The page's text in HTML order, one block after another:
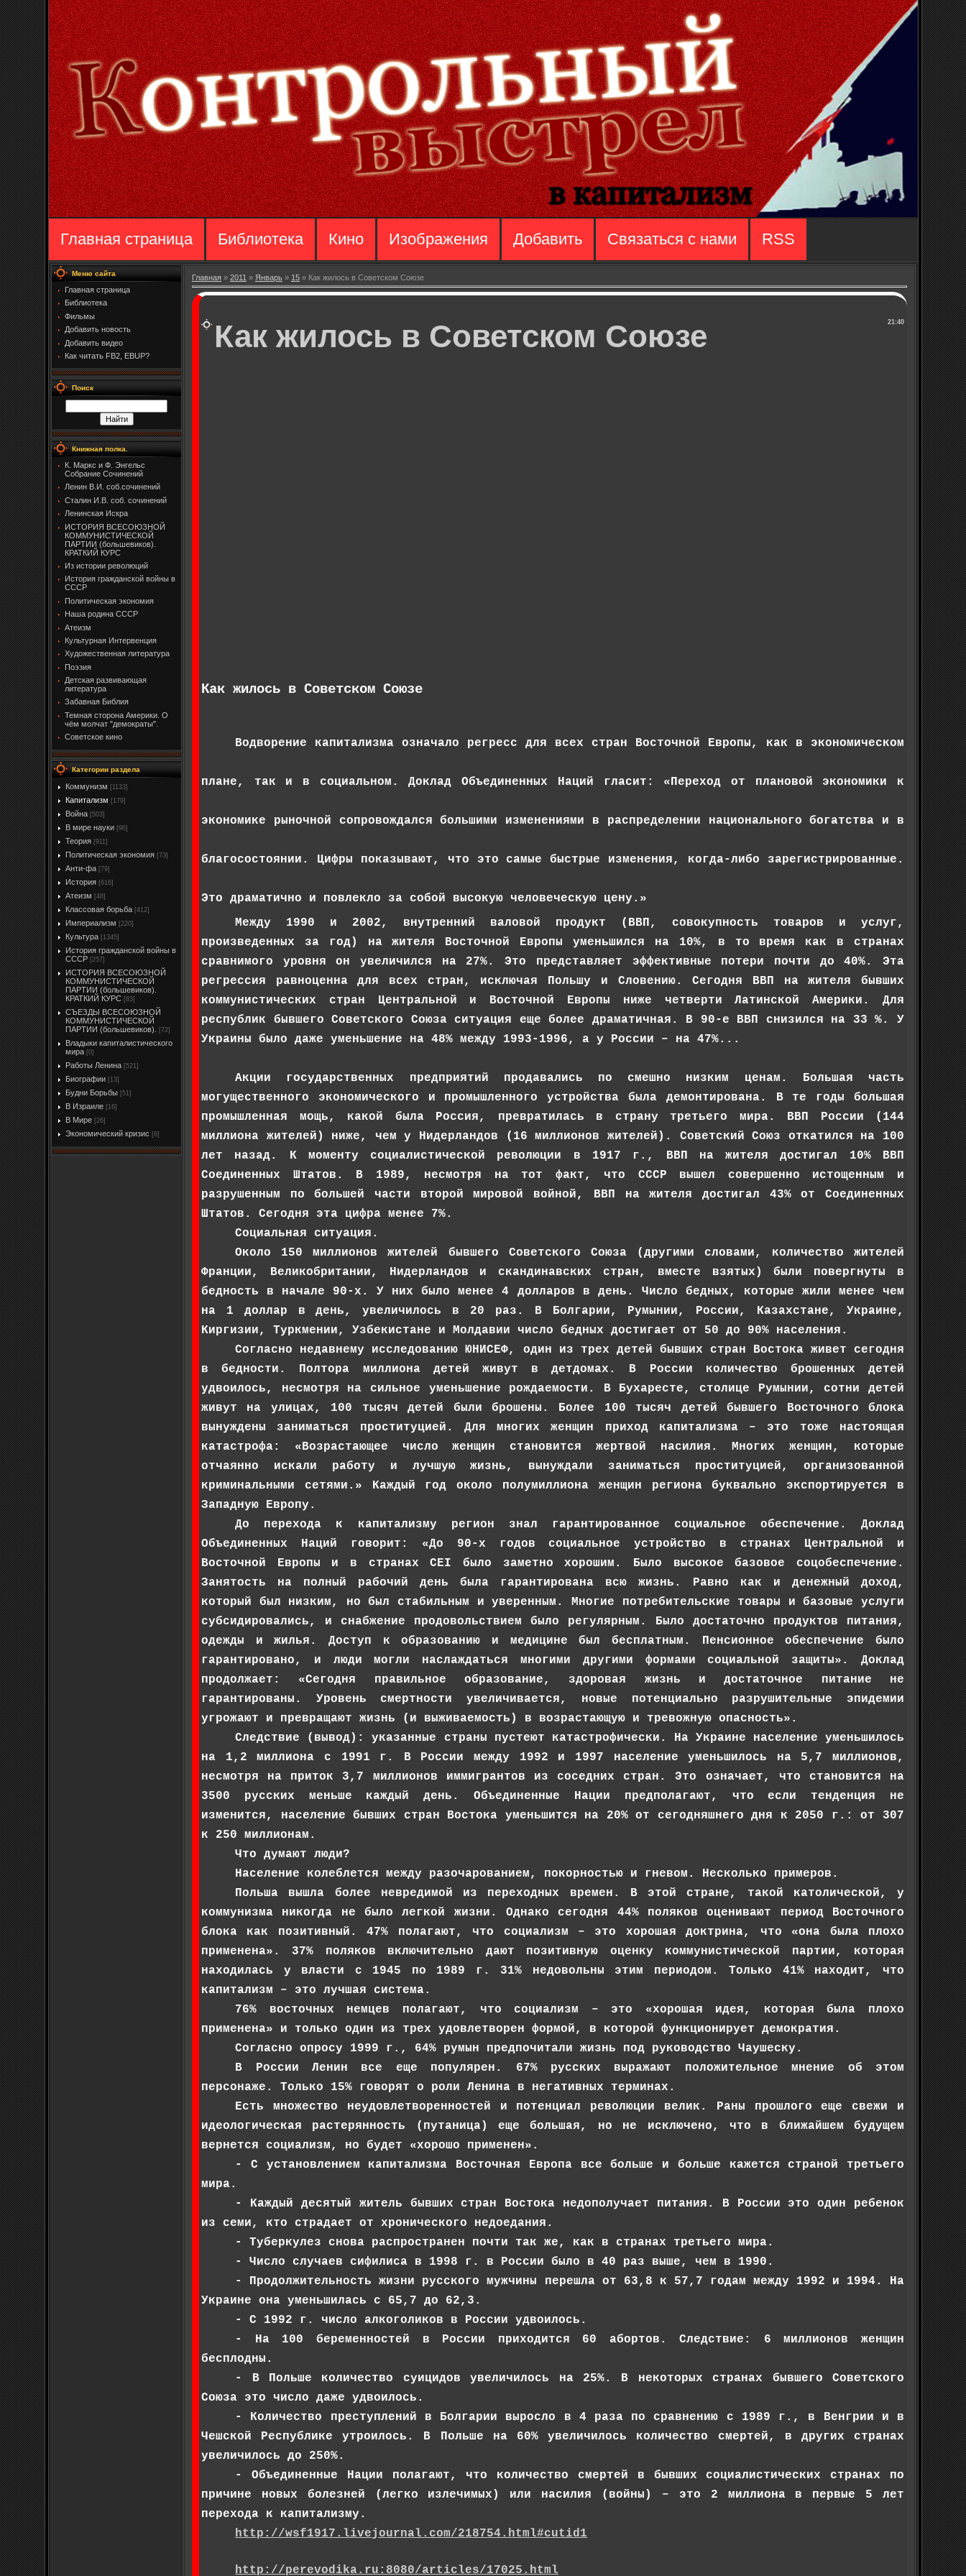
Главная страница Библиотека Кино Изображения Добавить Связаться с нами RSS
Меню сайта
Главная страница
Библиотека
Фильмы
Добавить новость
Добавить видео
Как читать FB2, EBUP?
Поиск
Книжная полка.
К. Маркс и Ф. Энгельс
Собрание Сочинений
Ленин В.И. соб.сочинений
Сталин И.В. соб. сочинений
Ленинская Искра
ИСТОРИЯ ВСЕСОЮЗНОЙ
КОММУНИСТИЧЕСКОЙ
ПАРТИИ (большевиков).
КРАТКИЙ КУРС
Из истории революций
История гражданской войны в
СССР
Политическая экономия
Наша родина СССР
Атеизм
Культурная Интервенция
Художественная литература
Поэзия
Детская развивающая
литература
Забавная Библия
Темная сторона Америки. О
чём молчат "демократы".
Советское кино
Категории раздела
Коммунизм [1133]
Капитализм [179]
Война [503]
В мире науки [96]
Теория [911]
Политическая экономия [73]
Анти-фа [79]
История [616]
Атеизм [48]
Классовая борьба [412]
Империализм [220]
Культура [1345]
История гражданской войны в
СССР [257]
ИСТОРИЯ ВСЕСОЮЗНОЙ
КОММУНИСТИЧЕСКОЙ
ПАРТИИ (большевиков).
КРАТКИЙ КУРС [83]
СЪЕЗДЫ ВСЕСОЮЗНОЙ
КОММУНИСТИЧЕСКОЙ
ПАРТИИ (большевиков).
[72]
Владыки капиталистического
мира [0]
Работы Ленина [521]
Биографии [13]
Будни Борьбы [51]
В Израиле [16]
В Мире [26]
Экономический кризис [6]
Главная » 2011 » Январь » 15 » Как жилось в Советском Союзе
21:40
Как жилось в Советском Союзе
Как жилось в Советском Союзе
Водворение капитализма означало регресс для всех стран Восточной Европы, как в экономическом
плане, так и в социальном. Доклад Объединенных Наций гласит: «Переход от плановой экономики к
экономике рыночной сопровождался большими изменениями в распределении национального богатства и в
благосостоянии. Цифры показывают, что это самые быстрые изменения, когда-либо зарегистрированные.
Это драматично и повлекло за собой высокую человеческую цену.»
Между 1990 и 2002, внутренний валовой продукт (ВВП, совокупность товаров и услуг,
произведенных за год) на жителя Восточной Европы уменьшился на 10%, в то время как в странах
сравнимого уровня он увеличился на 27%. Это представляет эффективные потери почти до 40%. Эта
регрессия равноценна для всех стран, исключая Польшу и Словению. Сегодня ВВП на жителя бывших
коммунистических стран Центральной и Восточной Европы ниже четверти Латинской Америки. Для
республик бывшего Советского Союза ситуация еще более драматичная. В 90-е ВВП снизился на 33 %. У
Украины было даже уменьшение на 48% между 1993-1996, а у России – на 47%...
Акции государственных предприятий продавались по смешно низким ценам. Большая часть
могущественного экономического и промышленного устройства была демонтирована. В те годы большая
промышленная мощь, какой была Россия, превратилась в страну третьего мира. ВВП России (144
миллиона жителей) ниже, чем у Нидерландов (16 миллионов жителей). Советский Союз откатился на 100
лет назад. К моменту социалистической революции в 1917 г., ВВП на жителя достигал 10% ВВП
Соединенных Штатов. В 1989, несмотря на тот факт, что СССР вышел совершенно истощенным и
разрушенным по большей части второй мировой войной, ВВП на жителя достигал 43% от Соединенных
Штатов. Сегодня эта цифра менее 7%.
Социальная ситуация.
Около 150 миллионов жителей бывшего Советского Союза (другими словами, количество жителей
Франции, Великобритании, Нидерландов и скандинавских стран, вместе взятых) были повергнуты в
бедность в начале 90-х. У них было менее 4 долларов в день. Число бедных, которые жили менее чем
на 1 доллар в день, увеличилось в 20 раз. В Болгарии, Румынии, России, Казахстане, Украине,
Киргизии, Туркмении, Узбекистане и Молдавии число бедных достигает от 50 до 90% населения.
Согласно недавнему исследованию ЮНИСЕФ, один из трех детей бывших стран Востока живет сегодня
в бедности. Полтора миллиона детей живут в детдомах. В России количество брошенных детей
удвоилось, несмотря на сильное уменьшение рождаемости. В Бухаресте, столице Румынии, сотни детей
живут на улицах, 100 тысяч детей были брошены. Более 100 тысяч детей бывшего Восточного блока
вынуждены заниматься проституцией. Для многих женщин приход капитализма – это тоже настоящая
катастрофа: «Возрастающее число женщин становится жертвой насилия. Многих женщин, которые
отчаянно искали работу и лучшую жизнь, вынуждали заниматься проституцией, организованной
криминальными сетями.» Каждый год около полумиллиона женщин региона буквально экспортируется в
Западную Европу.
До перехода к капитализму регион знал гарантированное социальное обеспечение. Доклад
Объединенных Наций говорит: «До 90-х годов социальное устройство в странах Центральной и
Восточной Европы и в странах CEI было заметно хорошим. Было высокое базовое соцобеспечение.
Занятость на полный рабочий день была гарантирована всю жизнь. Равно как и денежный доход,
который был низким, но был стабильным и уверенным. Многие потребительские товары и базовые услуги
субсидировались, и снабжение продовольствием было регулярным. Было достаточно продуктов питания,
одежды и жилья. Доступ к образованию и медицине был бесплатным. Пенсионное обеспечение было
гарантировано, и люди могли наслаждаться многими другими формами социальной защиты». Доклад
продолжает: «Сегодня правильное образование, здоровая жизнь и достаточное питание не
гарантированы. Уровень смертности увеличивается, новые потенциально разрушительные эпидемии
угрожают и превращают жизнь (и выживаемость) в возрастающую и тревожную опасность».
Следствие (вывод): указанные страны пустеют катастрофически. На Украине население уменьшилось
на 1,2 миллиона с 1991 г. В России между 1992 и 1997 население уменьшилось на 5,7 миллионов,
несмотря на приток 3,7 миллионов иммигрантов из соседних стран. Это означает, что становится на
3500 русских меньше каждый день. Объединенные Нации предполагают, что если тенденция не
изменится, население бывших стран Востока уменьшится на 20% от сегодняшнего дня к 2050 г.: от 307
к 250 миллионам.
Что думают люди?
Население колеблется между разочарованием, покорностью и гневом. Несколько примеров.
Польша вышла более невредимой из переходных времен. В этой стране, такой католической, у
коммунизма никогда не было легкой жизни. Однако сегодня 44% поляков оценивают период Восточного
блока как позитивный. 47% полагают, что социализм – это хорошая доктрина, что «она была плохо
применена». 37% поляков включительно дают позитивную оценку коммунистической партии, которая
находилась у власти с 1945 по 1989 г. 31% недовольны этим периодом. Только 41% находит, что
капитализм – это лучшая система.
76% восточных немцев полагают, что социализм – это «хорошая идея, которая была плохо
применена» и только один из трех удовлетворен формой, в которой функционирует демократия.
Согласно опросу 1999 г., 64% румын предпочитали жизнь под руководство Чаушеску.
В России Ленин все еще популярен. 67% русских выражают положительное мнение об этом
персонаже. Только 15% говорят о роли Ленина в негативных терминах.
Есть множество неудовлетворенностей и потенциал революции велик. Раны прошлого еще свежи и
идеологическая растерянность (путаница) еще большая, но не исключено, что в ближайшем будущем
вернется социализм, но будет «хорошо применен».
- С установлением капитализма Восточная Европа все больше и больше кажется страной третьего
мира.
- Каждый десятый житель бывших стран Востока недополучает питания. В России это один ребенок
из семи, кто страдает от хронического недоедания.
- Туберкулез снова распространен почти так же, как в странах третьего мира.
- Число случаев сифилиса в 1998 г. в России было в 40 раз выше, чем в 1990.
- Продолжительность жизни русского мужчины перешла от 63,8 к 57,7 годам между 1992 и 1994. На
Украине она уменьшилась с 65,7 до 62,3.
- С 1992 г. число алкоголиков в России удвоилось.
- На 100 беременностей в России приходится 60 абортов. Следствие: 6 миллионов женщин
бесплодны.
- В Польше количество суицидов увеличилось на 25%. В некоторых странах бывшего Советского
Союза это число даже удвоилось.
- Количество преступлений в Болгарии выросло в 4 раза по сравнению с 1989 г., в Венгрии и в
Чешской Республике утроилось. В Польше на 60% увеличилось количество смертей, в других странах
увеличилось до 250%.
- Объединенные Нации полагают, что количество смертей в бывших социалистических странах по
причине новых болезней (легко излечимых) или насилия (войны) – это 2 миллиона в первые 5 лет
перехода к капитализму.
http://wsf1917.livejournal.com/218754.html#cutid1
http://perevodika.ru:8080/articles/17025.html